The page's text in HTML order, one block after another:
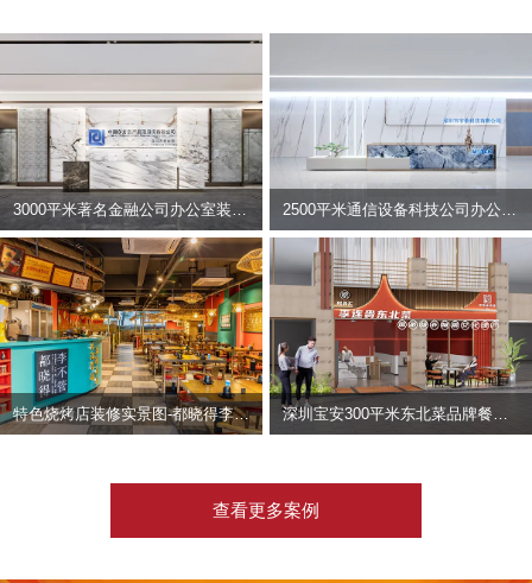
2500平米通信设备科技公司办公室设计 | 宇泰科技
特色烧烤店装修实景图-都晓得李不管
查看更多案例